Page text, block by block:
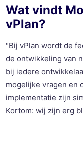
Wat vindt
vPlan?
"Bij vPlan wordt de
de ontwikkeling van
bij iedere
mogelijke vragen en
implementatie zijn
Kortom: wij zijn erg